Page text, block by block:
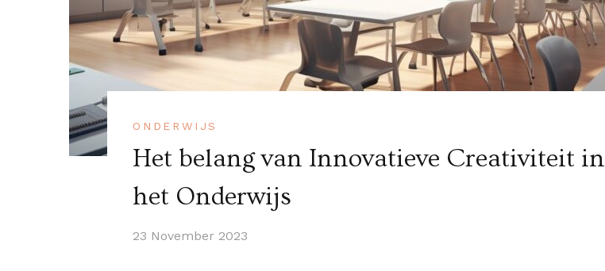
ONDERWIJS
Het belang van Innovatieve Creativiteit in
het Onderwijs
23 November 2023